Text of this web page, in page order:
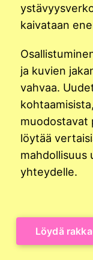
kaivataan
ja kuvien
vahvaa.
muodostavat
löytää
mahdollisuus
yhteydelle.
Löydä